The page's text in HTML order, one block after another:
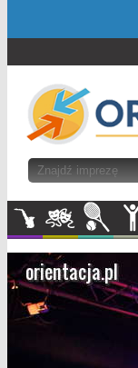
MuzykaKultura Sport